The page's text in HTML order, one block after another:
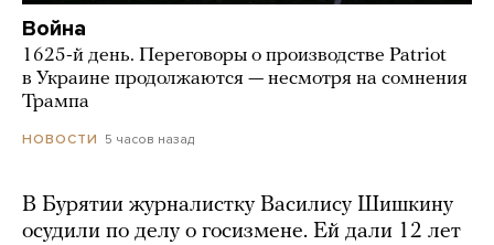
Война
1625-й день. Переговоры о производстве Patriot
в Украине продолжаются — несмотря на сомнения
Трампа
НОВОСТИ 5 часов назад
В Бурятии журналистку Василису Шишкину
осудили по делу о госизмене. Ей дали 12 лет